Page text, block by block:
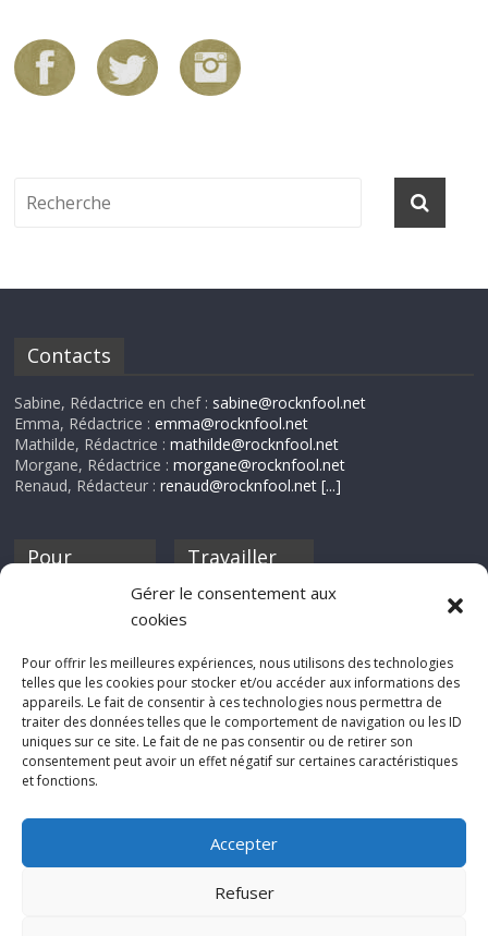
Gérer le consentement aux
cookies
Pour offrir les meilleures expériences, nous utilisons des technologies
telles que les cookies pour stocker et/ou accéder aux informations des
appareils. Le fait de consentir à ces technologies nous permettra de
traiter des données telles que le comportement de navigation ou les ID
uniques sur ce site. Le fait de ne pas consentir ou de retirer son
consentement peut avoir un effet négatif sur certaines caractéristiques
et fonctions.
Accepter
Refuser
Contacts
Sabine, Rédactrice en chef : sabine@rocknfool.net
Emma, Rédactrice :emma@rocknfool.net
Mathilde, Rédactrice :mathilde@rocknfool.net
Morgane, Rédactrice :morgane@rocknfool.net
Renaud, Rédacteur :renaud@rocknfool.net [...]
Pour
discothèque
Travailler
Si tu souhaites
Rocknfool, n'hésite
pas à nous envoyer
tes chroniques de
concerts, de films,
séries ou des billets
d'humeur :
net